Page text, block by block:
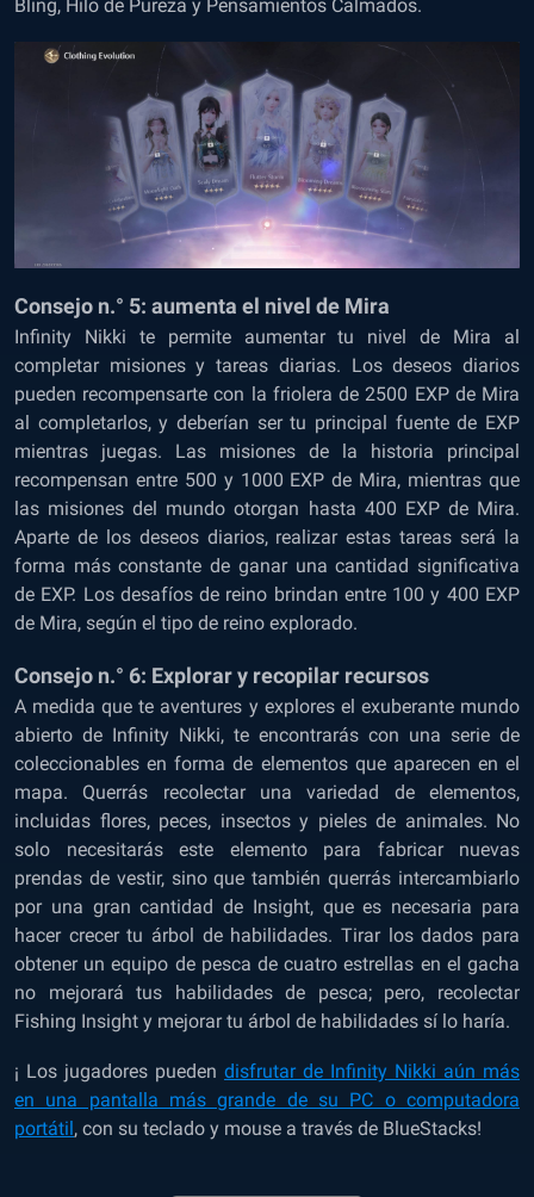
Bling, Hilo de Pureza y Pensamientos Calmados.
Consejo n.° 5: aumenta el nivel de Mira
Infinity Nikki te permite aumentar tu nivel de Mira al
completar misiones y tareas diarias. Los deseos diarios
pueden recompensarte con la friolera de 2500 EXPde Mira
al completarlos, y deberían ser tu principal fuente de EXP
mientras juegas. Las misiones de la historia principal
recompensan entre 500 y 1000 EXP de Mira, mientras que
las misiones del mundo otorgan hasta 400 EXP de Mira.
Aparte de los deseos diarios, realizar estas tareas será la
forma más constante de ganar una cantidad significativa
de EXP. Los desafíos de reino brindan entre 100 y 400 EXP
de Mira, según el tipo de reino explorado.
Consejo n.° 6: Explorar y recopilar recursos
A medida que te aventures y explores el exuberante mundo
abierto de Infinity Nikki, te encontrarás con una serie de
coleccionables en forma de elementos que aparecen en el
mapa. Querrás recolectar una variedad de elementos,
incluidas flores, peces, insectos y pieles de animales. No
solo necesitarás este elemento para fabricar nuevas
prendas de vestir, sino que también querrás intercambiarlo
por una gran cantidad de Insight, que es necesaria para
hacer crecer tu árbol de habilidades. Tirar los dados para
obtener un equipo de pesca de cuatro estrellas en el gacha
no mejorará tus habilidades de pesca; pero, recolectar
Fishing Insight y mejorar tu árbol de habilidades sí lo haría.
¡ Los jugadores pueden disfrutar de Infinity Nikki aún más
en una pantalla más grande de su PC o computadora
portátil , con su teclado y mouse a través de BlueStacks!